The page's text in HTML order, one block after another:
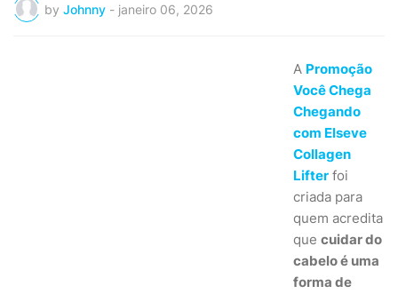
by Johnny - janeiro 06, 2026
A Promoção
Você Chega
Chegando
com Elseve
Collagen
Lifter foi
criada para
quem acredita
que cuidar do
cabelo é uma
forma de